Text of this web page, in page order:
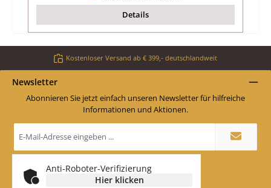
Details
Kostenloser Versand ab € 399,- deutschlandweit
Newsletter
Abonnieren Sie jetzt einfach unseren Newsletter für hilfreiche
Informationen und Aktionen.
E-
Mail-
*
Anti-Roboter-Verifizierung
Hier klicken